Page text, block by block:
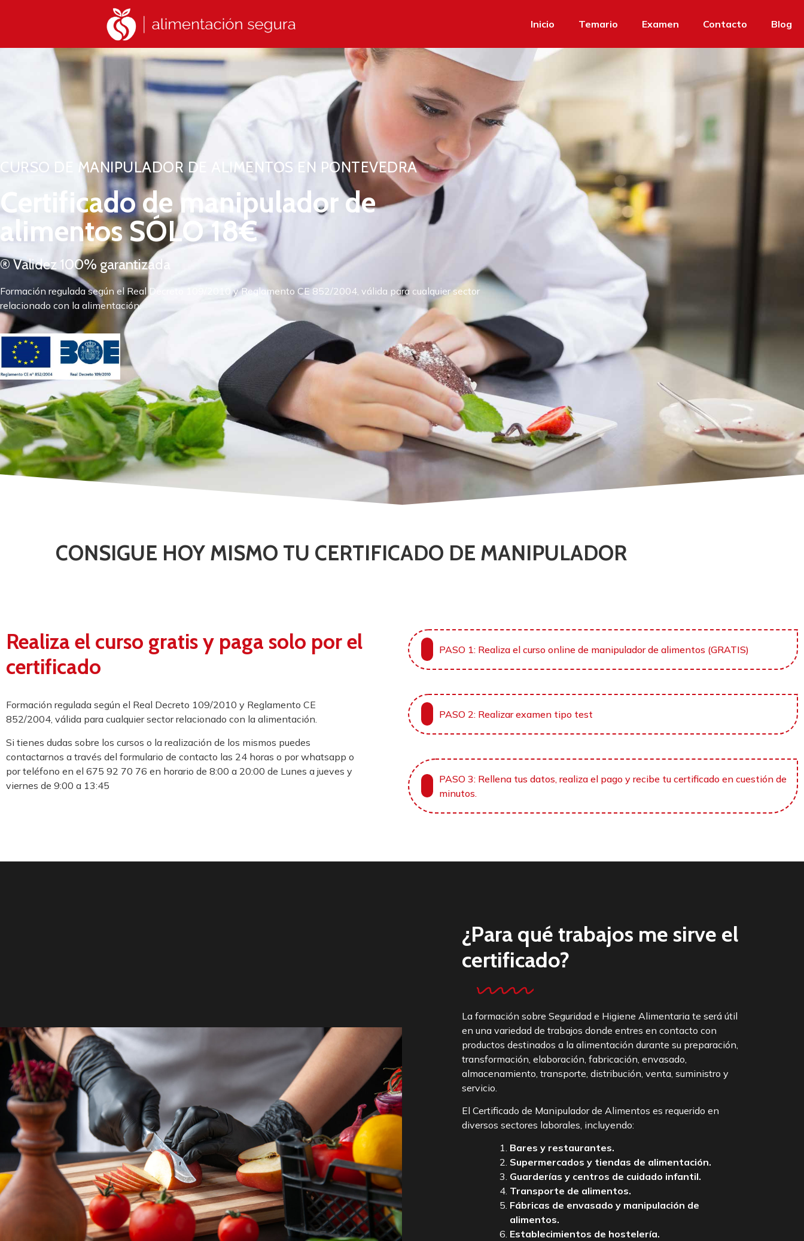
Inicio Temario Examen Contacto Blog
CURSO DE MANIPULADOR DE ALIMENTOS EN PONTEVEDRA
Certificado de manipulador de
alimentos SÓLO 18€
® Validez 100% garantizada
Formación regulada según el Real Decreto 109/2010 y Reglamento CE 852/2004, válida para cualquier sector
relacionado con la alimentación.
CONSIGUE HOY MISMO TU CERTIFICADO DE MANIPULADOR
Realiza el curso gratis y paga solo por el
certificado
Formación regulada según el Real Decreto 109/2010 y Reglamento CE
852/2004, válida para cualquier sector relacionado con la alimentación.
Si tienes dudas sobre los cursos o la realización de los mismos puedes
contactarnos a través del formulario de contacto las 24 horas o por whatsapp o
por teléfono en el 675 92 70 76 en horario de 8:00 a 20:00 de Lunes a jueves y
viernes de 9:00 a 13:45
PASO 1: Realiza el curso online de manipulador de alimentos (GRATIS)
PASO 2: Realizar examen tipo test
PASO 3: Rellena tus datos, realiza el pago y recibe tu certificado en cuestión de
minutos.
¿Para qué trabajos me sirve el
certificado?
La formación sobre Seguridad e Higiene Alimentaria te será útil
en una variedad de trabajos donde entres en contacto con
productos destinados a la alimentación durante su preparación,
transformación, elaboración, fabricación, envasado,
almacenamiento, transporte, distribución, venta, suministro y
servicio.
El Certificado de Manipulador de Alimentos es requerido en
diversos sectores laborales, incluyendo:
Bares y restaurantes.
Supermercados y tiendas de alimentación.
Guarderías y centros de cuidado infantil.
Transporte de alimentos.
Fábricas de envasado y manipulación de
alimentos.
Establecimientos de hostelería.